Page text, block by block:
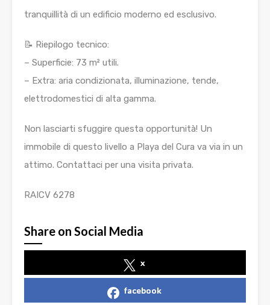
tranquillità di un edificio moderno ed esclusivo.
📝 Riepilogo tecnico:
– Superficie: 73 m² utili.
– Extra: aria condizionata, illuminazione, tende,
elettrodomestici di alta gamma.
Non lasciarti sfuggire questa opportunità! Un
immobile di questo livello a Playa del Cura va via in un
attimo. Contattaci per una visita privata.
RAICV 6278
Share on Social Media
x
facebook